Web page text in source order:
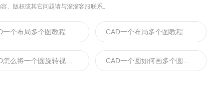
、版权或其它问题请与溜溜客服联系。
一个布局多个图教程